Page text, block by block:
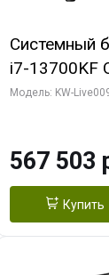
Системный
i7-13700KF
7, C16 8EC/
Turbo/ 512
Модель: KW-
567 503
Купить